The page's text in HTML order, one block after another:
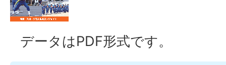
データはPDF形式です。